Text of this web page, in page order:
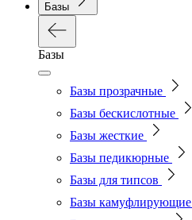
Базы
Базы
Базы прозрачные
Базы бескислотные
Базы жесткие
Базы педикюрные
Базы для типсов
Базы камуфлирующие